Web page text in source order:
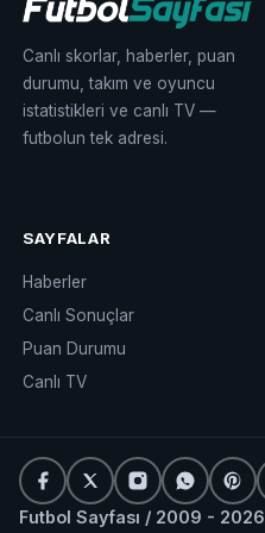
Canlı skorlar, haberler, puan
durumu, takım ve oyuncu
istatistikleri ve canlı TV —
futbolun tek adresi.
SAYFALAR
Haberler
Canlı Sonuçlar
Puan Durumu
Canlı TV
Futbol Sayfası / 2009 - 2026